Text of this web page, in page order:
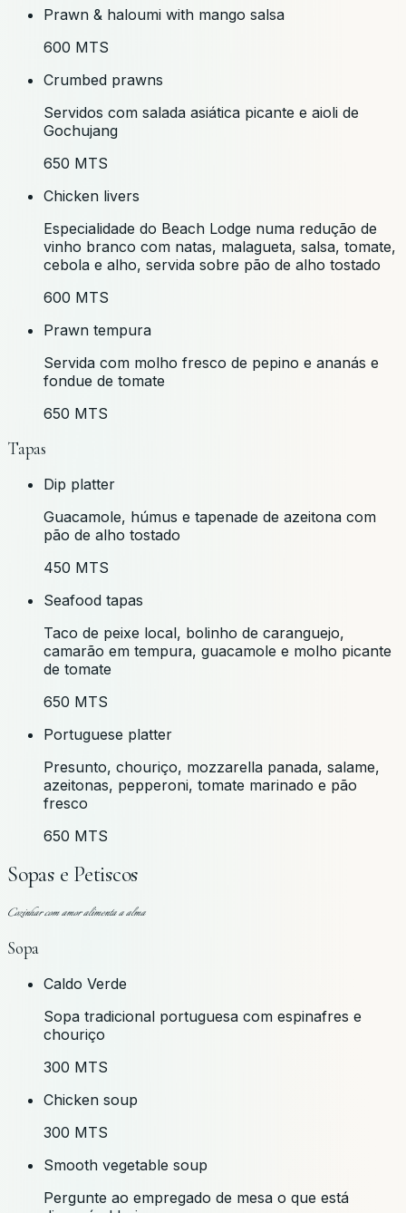
Prawn & haloumi with mango salsa
600 MTS
Crumbed prawns
Servidos com salada asiática picante e aioli de
Gochujang
650 MTS
Chicken livers
Especialidade do Beach Lodge numa redução de
vinho branco com natas, malagueta, salsa, tomate,
cebola e alho, servida sobre pão de alho tostado
600 MTS
Prawn tempura
Servida com molho fresco de pepino e ananás e
fondue de tomate
650 MTS
Tapas
Dip platter
Guacamole, húmus e tapenade de azeitona com
pão de alho tostado
450 MTS
Seafood tapas
Taco de peixe local, bolinho de caranguejo,
camarão em tempura, guacamole e molho picante
de tomate
650 MTS
Portuguese platter
Presunto, chouriço, mozzarella panada, salame,
azeitonas, pepperoni, tomate marinado e pão
fresco
650 MTS
Sopas e Petiscos
Cozinhar com amor alimenta a alma
Sopa
Caldo Verde
Sopa tradicional portuguesa com espinafres e
chouriço
300 MTS
Chicken soup
300 MTS
Smooth vegetable soup
Pergunte ao empregado de mesa o que está